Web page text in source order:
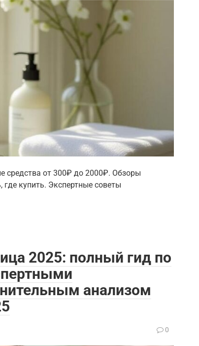
средства от 300₽ до 2000₽. Обзоры
купить. Экспертные советы
2025: полный гид по
анализом
0